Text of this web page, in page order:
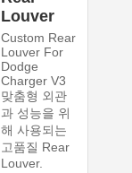
Louver
Custom Rear
Louver For
Dodge
Charger V3
맞춤형 외관
과 성능을 위
해 사용되는
고품질 Rear
Louver.